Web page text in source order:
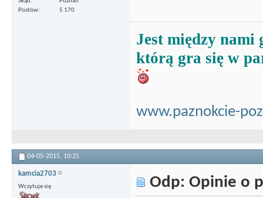
Postów
5 170
Jest między nami
którą gra się w
www.paznokcie-
04-05-2015, 10:25
kamcia2703
Wczytuje się Odp: Opinie o